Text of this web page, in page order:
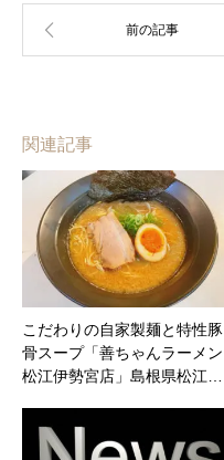
関連記事
こだわりの自家製麺と特性豚
骨スープ「善ちゃんラーメン
松江伊勢宮店」島根県松江…